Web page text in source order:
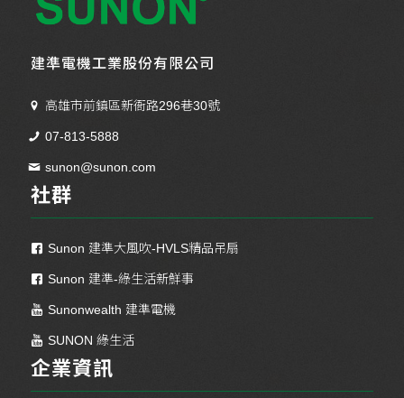
建準電機工業股份有限公司
高雄市前鎮區新衙路296巷30號
07-813-5888
sunon@sunon.com
社群
Sunon 建準大風吹-HVLS精品吊扇
Sunon 建準-綠生活新鮮事
Sunonwealth 建準電機
SUNON 綠生活
企業資訊